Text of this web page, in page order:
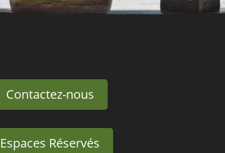
Contactez-nous
Espaces Réservés